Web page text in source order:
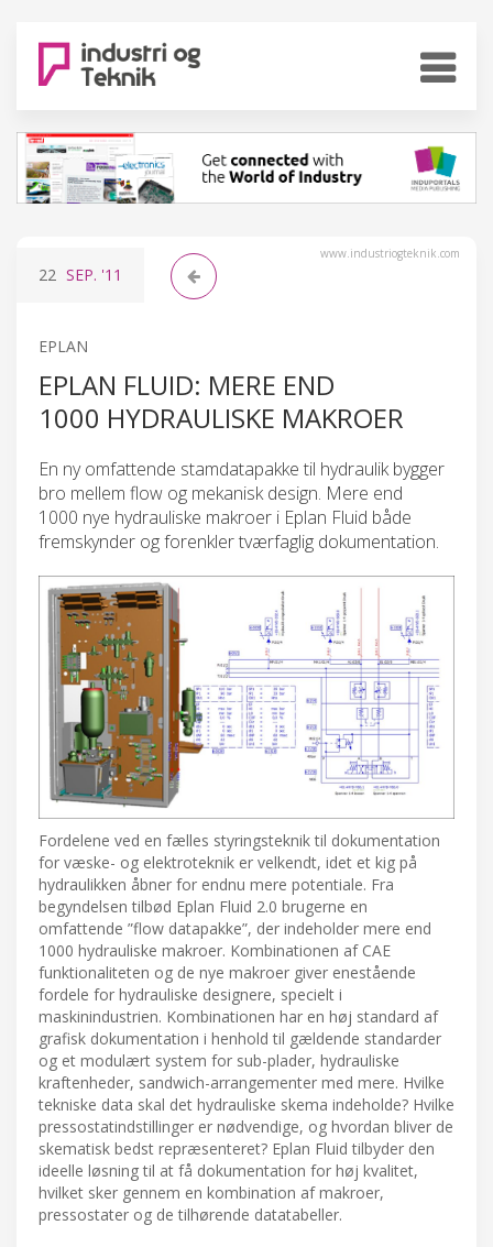
www.industriogteknik.com
22 SEP. '11
EPLAN
EPLAN FLUID: MERE END
1000 HYDRAULISKE MAKROER
En ny omfattende stamdatapakke til hydraulik bygger
bro mellem flow og mekanisk design. Mere end
1000 nye hydrauliske makroer i Eplan Fluid både
fremskynder og forenkler tværfaglig dokumentation.
Fordelene ved en fælles styringsteknik til dokumentation
for væske- og elektroteknik er velkendt, idet et kig på
hydraulikken åbner for endnu mere potentiale. Fra
begyndelsen tilbød Eplan Fluid 2.0 brugerne en
omfattende ”flow datapakke”, der indeholder mere end
1000 hydrauliske makroer. Kombinationen af CAE
funktionaliteten og de nye makroer giver enestående
fordele for hydrauliske designere, specielt i
maskinindustrien. Kombinationen har en høj standard af
grafisk dokumentation i henhold til gældende standarder
og et modulært system for sub-plader, hydrauliske
kraftenheder, sandwich-arrangementer med mere. Hvilke
tekniske data skal det hydrauliske skema indeholde? Hvilke
pressostatindstillinger er nødvendige, og hvordan bliver de
skematisk bedst repræsenteret? Eplan Fluid tilbyder den
ideelle løsning til at få dokumentation for høj kvalitet,
hvilket sker gennem en kombination af makroer,
pressostater og de tilhørende datatabeller.